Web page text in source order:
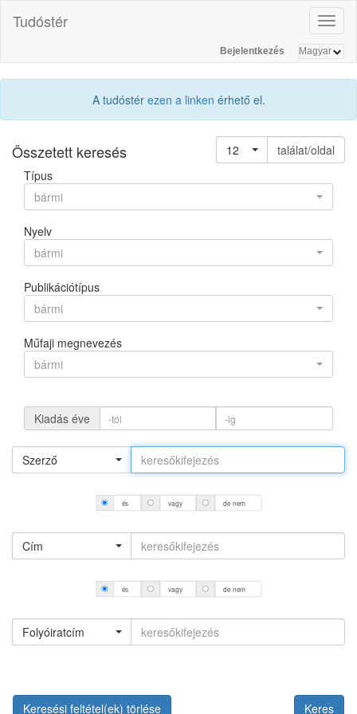
Tudóstér
Bejelentkezés
A tudóstér ezen a linken érhető el.
Összetett keresés 12
találat/oldal
Típus
bármi
Nyelv
bármi
Publikációtípus
bármi
Műfaji megnevezés
bármi
Kiadás éve
Szerző
és vagy de nem
Cím
és vagy de nem
Folyóiratcím
Keresési feltétel(ek) törlése